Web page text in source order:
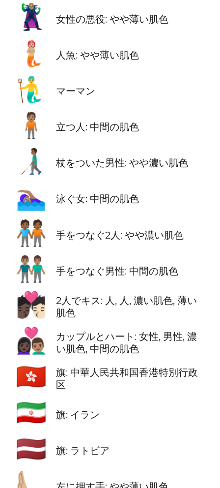
🦹🏼‍♀️ 女性の悪役: やや薄い肌色
🧜🏼 人魚: やや薄い肌色
🧜‍♂️ マーマン
🧍🏽 立つ人: 中間の肌色
👨🏾‍🦯 杖をついた男性: やや濃い肌色
🏊🏽‍♀️ 泳ぐ女: 中間の肌色
🧑🏾‍🤝‍🧑🏾 手をつなぐ2人: やや濃い肌色
👬🏽 手をつなぐ男性: 中間の肌色
🧑🏿‍❤️‍💋‍🧑🏻
2人でキス: 人, 人, 濃い肌色, 薄い
肌色
👩🏿‍❤️‍👨🏽
カップルとハート: 女性, 男性, 濃
い肌色, 中間の肌色
🇭🇰
旗: 中華人民共和国香港特別行政
区
🇮🇷 旗: イラン
🇱🇻 旗: ラトビア